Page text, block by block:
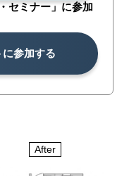
セミナー」に参加
参加する
After